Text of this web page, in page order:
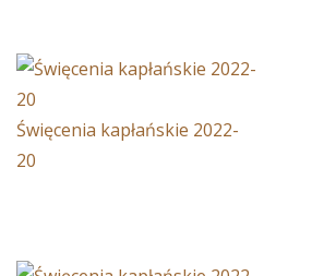
Święcenia kapłańskie 2022-
20